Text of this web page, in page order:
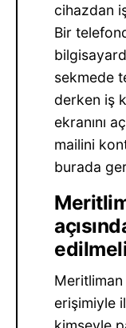
cihazdan
Bir
sekmede
derken iş
ekranını
mailini
burada
erişimiyle